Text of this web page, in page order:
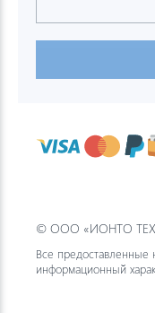
© ООО «ИОНТО
Все предоставленные
информационный